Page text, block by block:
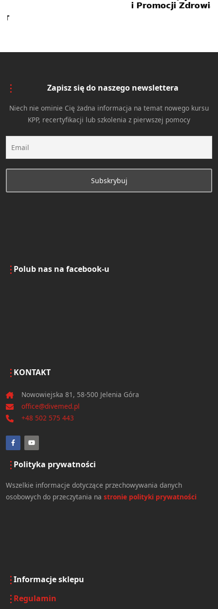
Zapisz się do naszego newslettera
Niech nie ominie Cię żadna informacja na temat nowego kursu
KPP, recertyfikacji lub szkolenia z pierwszej pomocy
Polub nas na facebook-u
KONTAKT
Nowowiejska 81, 58-500 Jelenia Góra
office@divemed.pl
+48 502 575 443
Polityka prywatności
Wszelkie informacje dotyczące przechowywania danych
osobowych do przeczytania na stronie polityki prywatności
Informacje sklepu
Regulamin